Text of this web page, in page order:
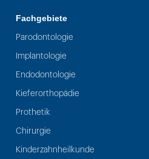
Fachgebiete
Parodontologie
Implantologie
Endodontologie
Kieferorthopädie
Prothetik
Chirurgie
Kinderzahnheilkunde